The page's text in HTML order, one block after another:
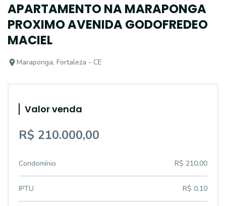
APARTAMENTO NA MARAPONGA
PROXIMO AVENIDA GODOFREDEO
MACIEL
Maraponga, Fortaleza - CE
Valor venda
R$ 210.000,00
Condomínio R$ 210,00
IPTU R$ 0,10